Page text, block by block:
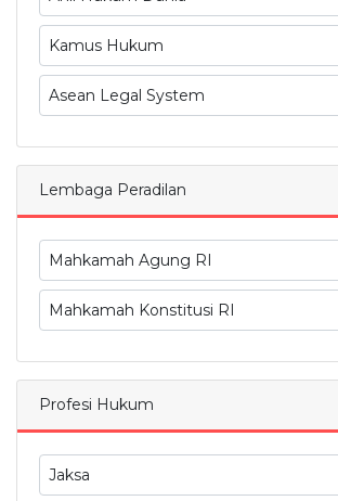
Kamus Hukum
Asean Legal System
Lembaga Peradilan
Mahkamah Agung RI
Mahkamah Konstitusi RI
Profesi Hukum
Jaksa